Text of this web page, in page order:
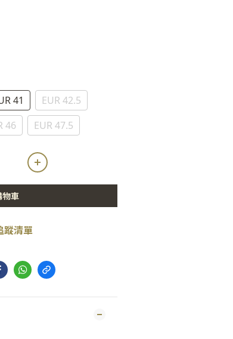
41
EUR 42.5
46 EUR 47.5
物車
蹤清單